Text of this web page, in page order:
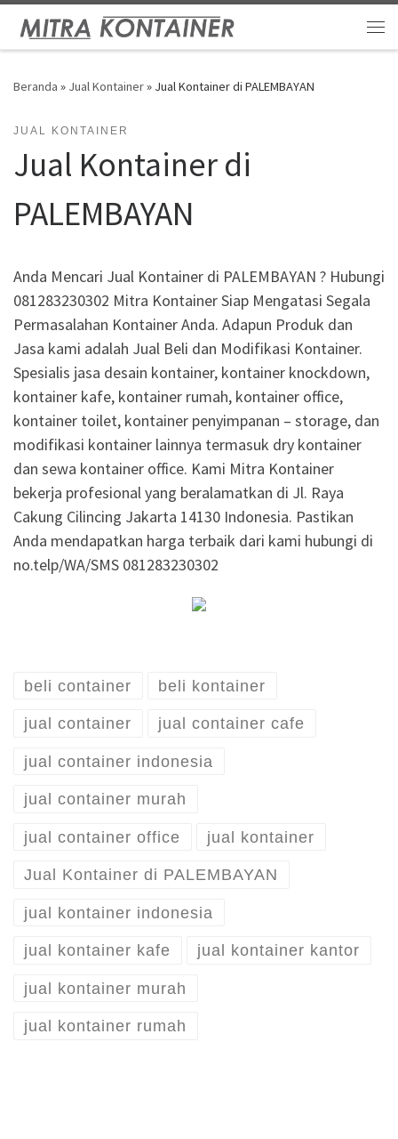
Skip to content
Beranda » Jual Kontainer» Jual Kontainer di PALEMBAYAN
JUAL KONTAINER
Jual Kontainer di
PALEMBAYAN
Anda Mencari Jual Kontainer di PALEMBAYAN ? Hubungi
081283230302 Mitra Kontainer Siap Mengatasi Segala
Permasalahan Kontainer Anda. Adapun Produk dan
Jasa kami adalah Jual Beli dan Modifikasi Kontainer.
Spesialis jasa desain kontainer, kontainer knockdown,
kontainer kafe, kontainer rumah, kontainer office,
kontainer toilet, kontainer penyimpanan – storage, dan
modifikasi kontainer lainnya termasuk dry kontainer
dan sewa kontainer office. Kami Mitra Kontainer
bekerja profesional yang beralamatkan di Jl. Raya
Cakung Cilincing Jakarta 14130 Indonesia. Pastikan
Anda mendapatkan harga terbaik dari kami hubungi di
no.telp/WA/SMS 081283230302
beli container beli kontainer
jual container jual container cafe
jual container indonesia
jual container murah
jual container office jual kontainer
Jual Kontainer di PALEMBAYAN
jual kontainer indonesia
jual kontainer kafe jual kontainer kantor
jual kontainer murah
jual kontainer rumah